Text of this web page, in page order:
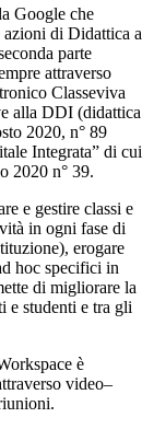
Google che
azioni di Didattica a
parte
attraverso
Classeviva
alla DDI (didattica
2020, n° 89
Integrata” di cui
2020 n° 39.
e gestire classi e
in ogni fase di
erogare
hoc specifici in
di migliorare la
e studenti e tra gli
è
video–